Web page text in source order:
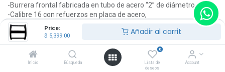
Price:
$ 5,399.00 Añadir al carrit
Inicio Búsqueda
0
Lista de
deseos
Account
-Burrera frontal fabricada en tubo de acero “2” de diámetro
-Calibre 16 con refuerzos en placa de acero,
-Tornillería galvanizada antioxidante.
-Protección frontal.
-Fabricada con acero inoxidable.
-Disponible el color negro.
-Kit de montaje específico para la aplicación (Anclaje y tornillería).